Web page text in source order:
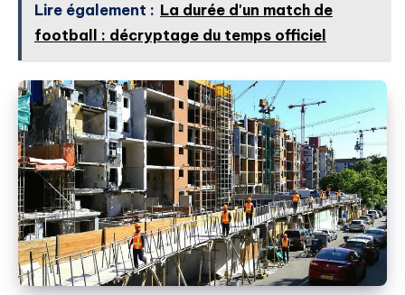
Lire également : La durée d'un match de
football : décryptage du temps officiel